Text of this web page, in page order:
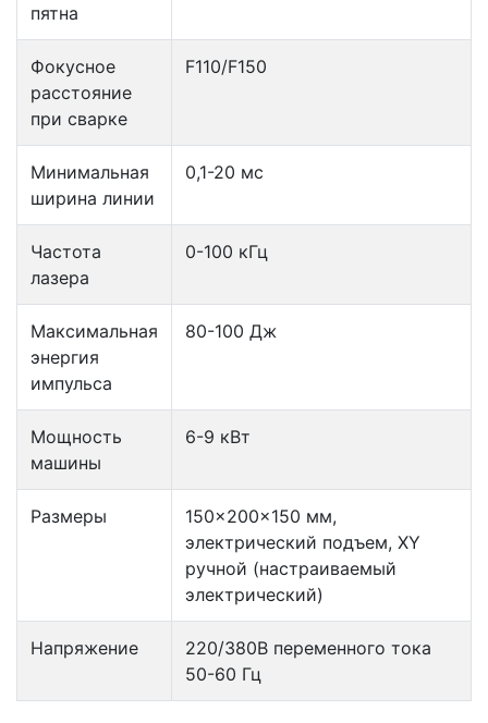
пятна
Фокусное
расстояние
при сварке
F110/F150
Минимальная
ширина линии
0,1-20 мс
Частота
лазера
0-100 кГц
Максимальная
энергия
импульса
80-100 Дж
Мощность
машины
6-9 кВт
Размеры
150x200x150 мм,
электрический подъем, XY
ручной (настраиваемый
электрический)
Напряжение
220/380В переменного тока
50-60 Гц